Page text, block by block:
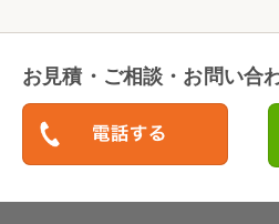
お見積・ご相談・お問い合